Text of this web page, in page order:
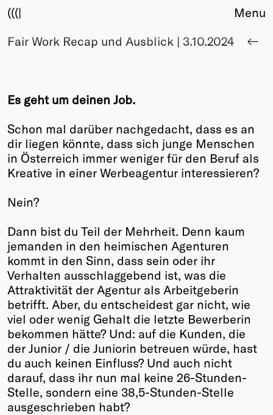
(((|
About
Fair Work
Events
Upcoming
Past
Membership
Members
Young Creatives
Friends of Creativity
Winners
2026
Past
Annual
Menu
Fair Work Recap und Ausblick | 3.10.2024
Es geht um deinen Job.
Schon mal darüber nachgedacht, dass es an
dir liegen könnte, dass sich junge Menschen
in Österreich immer weniger für den Beruf als
Kreative in einer Werbeagentur interessieren?
Nein?
Dann bist du Teil der Mehrheit. Denn kaum
jemanden in den heimischen Agenturen
kommt in den Sinn, dass sein oder ihr
Verhalten ausschlaggebend ist, was die
Attraktivität der Agentur als Arbeitgeberin
betrifft. Aber, du entscheidest gar nicht, wie
viel oder wenig Gehalt die letzte Bewerberin
bekommen hätte? Und: auf die Kunden, die
der Junior / die Juniorin betreuen würde, hast
du auch keinen Einfluss? Und auch nicht
darauf, dass ihr nun mal keine 26-Stunden-
Stelle, sondern eine 38,5-Stunden-Stelle
ausgeschrieben habt?